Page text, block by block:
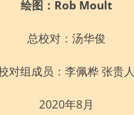
绘图：Rob Moult
总校对：汤华俊
对组成员：李佩桦 张贵人
2020年8月